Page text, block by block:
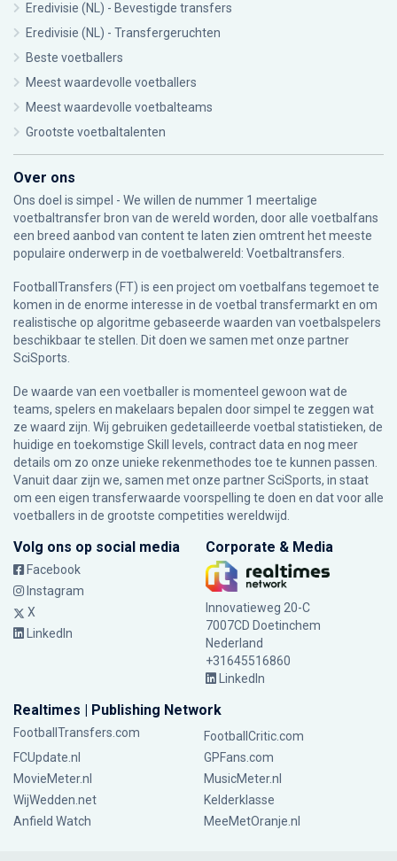
Eredivisie (NL) - Bevestigde transfers
Eredivisie (NL) - Transfergeruchten
Beste voetballers
Meest waardevolle voetballers
Meest waardevolle voetbalteams
Grootste voetbaltalenten
Over ons
Ons doel is simpel - We willen de nummer 1 meertalige
voetbaltransfer bron van de wereld worden, door alle voetbalfans
een breed aanbod van content te laten zien omtrent het meeste
populaire onderwerp in de voetbalwereld: Voetbaltransfers.
FootballTransfers (FT) is een project om voetbalfans tegemoet te
komen in de enorme interesse in de voetbal transfermarkt en om
realistische op algoritme gebaseerde waarden van voetbalspelers
beschikbaar te stellen. Dit doen we samen met onze partner
SciSports
De waarde van een voetballer is momenteel gewoon wat de
teams, spelers en makelaars bepalen door simpel te zeggen wat
ze waard zijn. Wij gebruiken gedetailleerde voetbal statistieken, de
huidige en toekomstige Skill levels, contract data en nog meer
details om zo onze unieke rekenmethodes toe te kunnen passen.
Vanuit daar zijn we, samen met onze partner SciSports, in staat
om een eigen transferwaarde voorspelling te doen en dat voor alle
voetballers in de grootste competities wereldwijd.
Volg ons op social media
Facebook
Instagram
X
LinkedIn
Corporate & Media
Innovatieweg 20-C
7007CD Doetinchem
Nederland
+31645516860
LinkedIn
Realtimes | Publishing Network
FootballTransfers.com
FootballCritic.com
FCUpdate.nl
GPFans.com
MovieMeter.nl
MusicMeter.nl
WijWedden.net
Kelderklasse
Anfield Watch
MeeMetOranje.nl